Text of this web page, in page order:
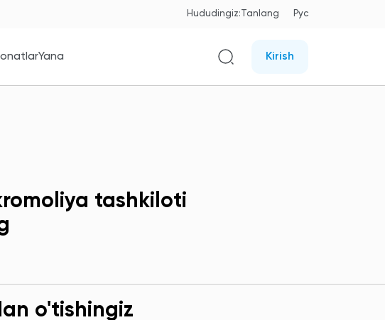
Hududingiz:Tanlang Рус
Yana Kirish
tashkiloti
o'tishingiz